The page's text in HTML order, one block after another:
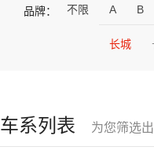
品牌： 不限 A B
长城
车系列表 为您筛选出